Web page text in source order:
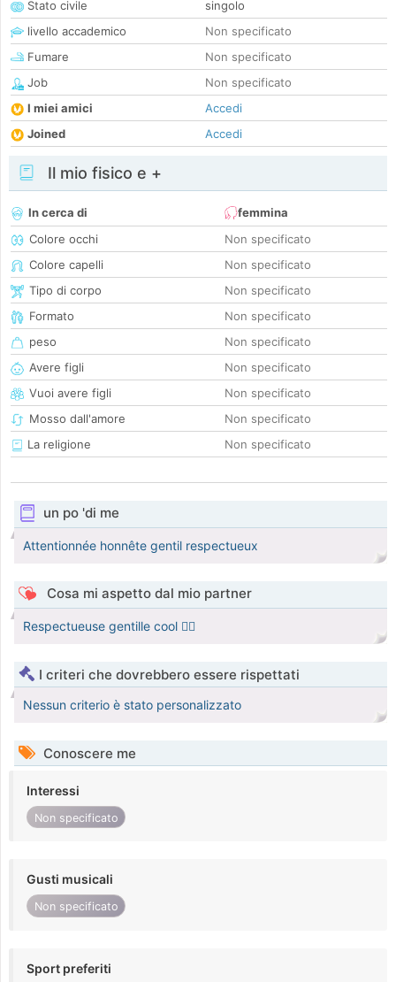
Stato civile
singolo
livello accademico
Non specificato
Fumare
Non specificato
Job
Non specificato
I miei amici
Accedi
Joined
Accedi
Il mio fisico e +
In cerca di
femmina
Colore occhi
Non specificato
Colore capelli
Non specificato
Tipo di corpo
Non specificato
Formato
Non specificato
peso
Non specificato
Avere figli
Non specificato
Vuoi avere figli
Non specificato
Mosso dall'amore
Non specificato
La religione
Non specificato
un po 'di me
Attentionnée honnête gentil respectueux
Cosa mi aspetto dal mio partner
Respectueuse gentille cool 👍🏿
I criteri che dovrebbero essere rispettati
Nessun criterio è stato personalizzato
Conoscere me
Interessi
Non specificato
Gusti musicali
Non specificato
Sport preferiti